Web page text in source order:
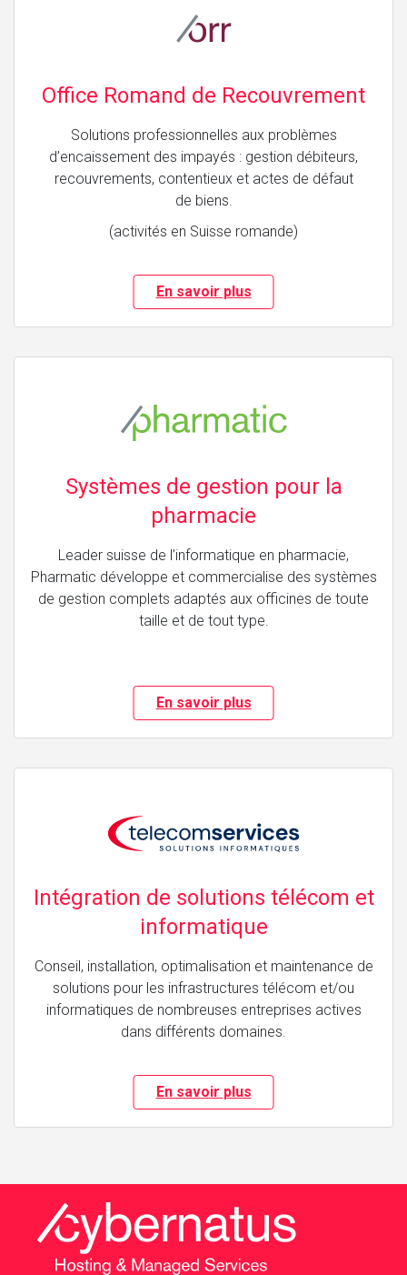
Office Romand de Recouvrement
Solutions professionnelles aux problèmes
d’encaissement des impayés : gestion débiteurs,
recouvrements, contentieux et actes de défaut
de biens.
(activités en Suisse romande)
En savoir plus
Systèmes de gestion pour la
pharmacie
Leader suisse de l’informatique en pharmacie,
Pharmatic développe et commercialise des systèmes
de gestion complets adaptés aux officines de toute
taille et de tout type.
En savoir plus
Intégration de solutions télécom et
informatique
Conseil, installation, optimalisation et maintenance de
solutions pour les infrastructures télécom et/ou
informatiques de nombreuses entreprises actives
dans différents domaines.
En savoir plus